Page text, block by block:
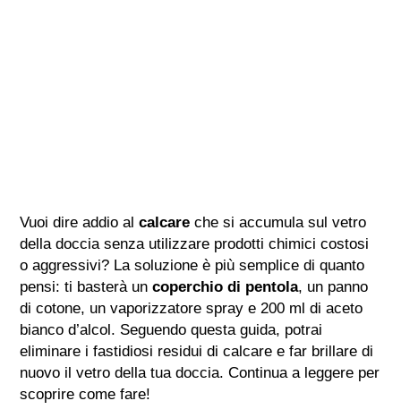
Vuoi dire addio alcalcare che si accumula sul vetro
della doccia senza utilizzare prodotti chimici costosi
o aggressivi? La soluzione è più semplice di quanto
pensi: ti basterà uncoperchio di pentola, un panno
di cotone, un vaporizzatore spray e 200 ml di aceto
bianco d’alcol. Seguendo questa guida, potrai
eliminare i fastidiosi residui di calcare e far brillare di
nuovo il vetro della tua doccia. Continua a leggere per
scoprire come fare!